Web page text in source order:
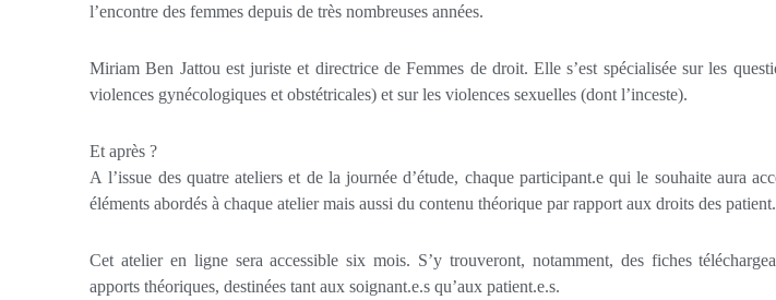
l’encontre des femmes depuis de très nombreuses années.
Miriam Ben Jattou est juriste et directrice de Femmes de droit. Elle s’est spécialisée sur les
violences gynécologiques et obstétricales) et sur les violences sexuelles (dont l’inceste).
Et après ?
A l’issue des quatre ateliers et de la journée d’étude, chaque participant.e qui le souhaite aura
éléments abordés à chaque atelier mais aussi du contenu théorique par rapport aux droits des
Cet atelier en ligne sera accessible six mois. S’y trouveront, notamment, des fiches
apports théoriques, destinées tant aux soignant.e.s qu’aux patient.e.s.